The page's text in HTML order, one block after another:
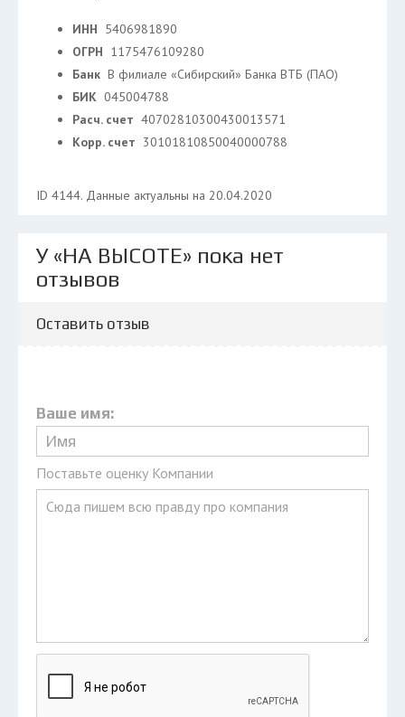
ИНН 5406981890
ОГРН 1175476109280
Банк В филиале «Сибирский» Банка ВТБ (ПАО)
БИК 045004788
Расч. счет 40702810300430013571
Корр. счет 30101810850040000788
ID 4144. Данные актуальны на 20.04.2020
У «НА ВЫСОТЕ» пока нет
отзывов
Оставить отзыв
Ваше имя:
Поставьте оценку Компании